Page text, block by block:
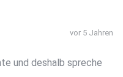
vor 5 Jahren
und deshalb spreche